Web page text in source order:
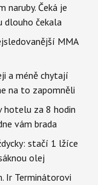
Čeká je
dlouho čekala
MMA
a méně chytají
na to zapomněli
hotelu za 8 hodin
vám brada
stačí 1 lžíce
olej
Ir Terminátorovi